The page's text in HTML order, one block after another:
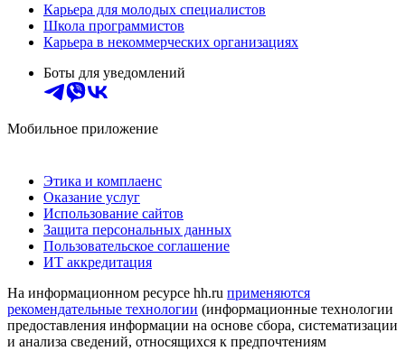
Карьера для молодых специалистов
Школа программистов
Карьера в некоммерческих организациях
Боты для уведомлений
Мобильное приложение
Этика и комплаенс
Оказание услуг
Использование сайтов
Защита персональных данных
Пользовательское соглашение
ИТ аккредитация
На информационном ресурсе hh.ru применяются
рекомендательные технологии (информационные технологии
предоставления информации на основе сбора, систематизации
и анализа сведений, относящихся к предпочтениям